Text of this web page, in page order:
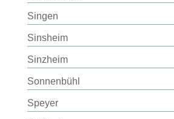
Singen
Sinsheim
Sinzheim
Sonnenbühl
Speyer